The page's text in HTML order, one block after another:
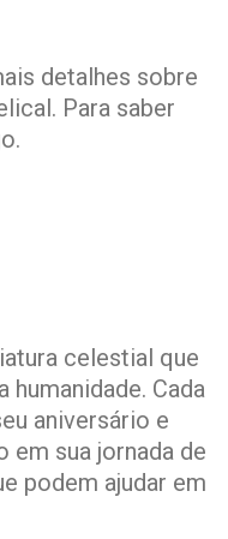
detalhes sobre
Para saber
celestial que
humanidade. Cada
aniversário e
em sua jornada de
podem ajudar em